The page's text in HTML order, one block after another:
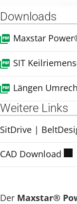
Downloads
Maxstar
SIT
Längen
Weitere Links
SitDrive |
CAD Download
Der Maxstar®